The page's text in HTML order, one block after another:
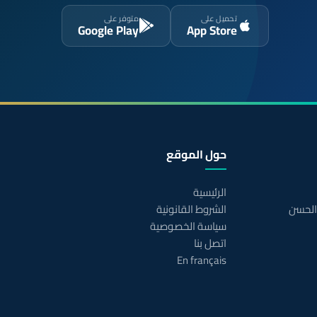
تحميل على
App Store
متوفر على
Google Play
حول الموقع
الرئيسية
الشروط القانونية
سياسة الخصوصية
اتصل بنا
En français